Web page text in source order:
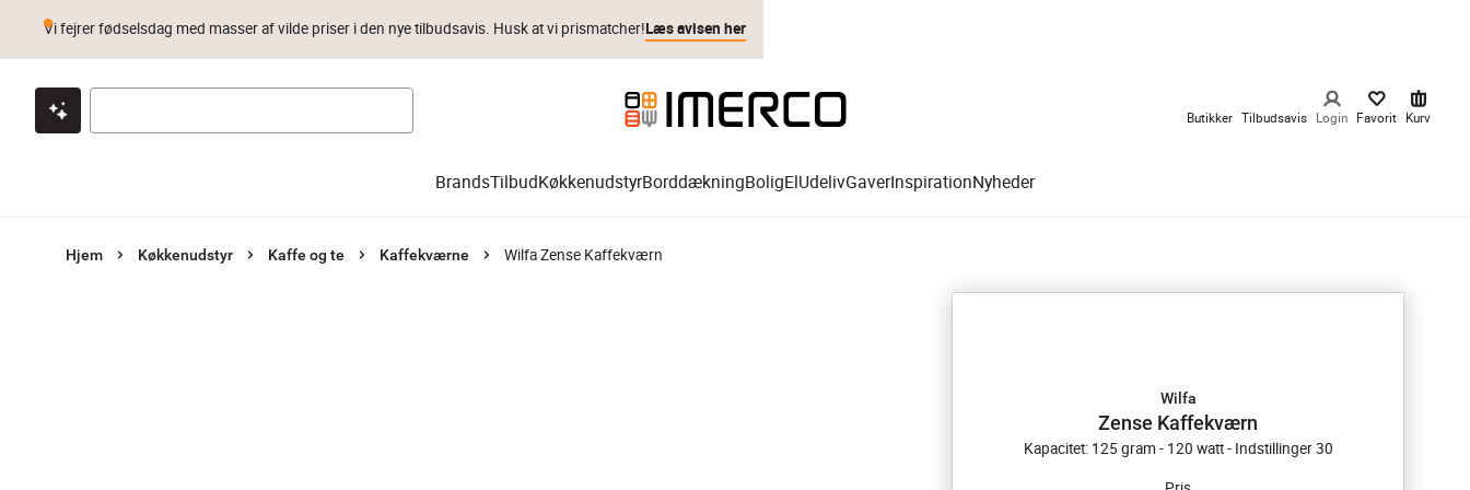
Klik & hent Byt i 1 år Prismatch
Vi fejrer fødselsdag med masser af vilde priser i den nye tilbudsavis. Husk at vi prismatcher!Læs avisen her
Butikker Tilbudsavis Login Favorit Kurv
BrandsTilbudKøkkenudstyrBorddækningBoligElUdelivGaverInspirationNyheder
Hjem Køkkenudstyr Kaffe og te Kaffekværne Wilfa Zense Kaffekværn
Wilfa
Zense Kaffekværn
Kapacitet: 125 gram - 120 watt - Indstillinger 30